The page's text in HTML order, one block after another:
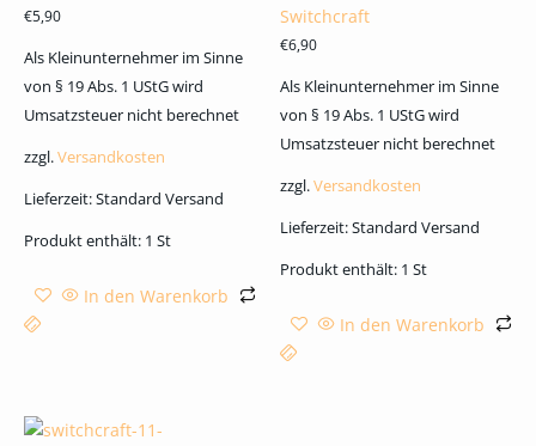
€5,90
Als Kleinunternehmer im Sinne
von § 19 Abs. 1 UStG wird
Umsatzsteuer nicht berechnet
zzgl.Versandkosten
Lieferzeit:Standard Versand
Produkt enthält: 1 St
In den Warenkorb
Switchcraft
€6,90
Als Kleinunternehmer im Sinne
von § 19 Abs. 1 UStG wird
Umsatzsteuer nicht berechnet
zzgl.Versandkosten
Lieferzeit:Standard Versand
Produkt enthält: 1 St
In den Warenkorb